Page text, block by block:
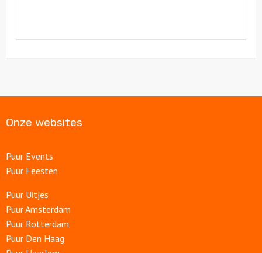
Onze websites
Puur Events
Puur Feesten
Puur Uitjes
Puur Amsterdam
Puur Rotterdam
Puur Den Haag